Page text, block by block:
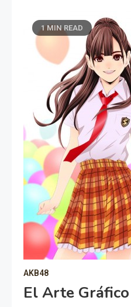
1 MIN READ
AKB48
El Arte